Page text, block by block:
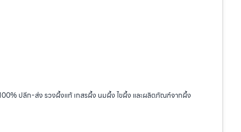
ปลีก-ส่ง รวงผึ้งแท้ เกสรผึ้ง นมผึ้ง ไขผึ้ง และผลิตภัณฑ์จากผึ้ง